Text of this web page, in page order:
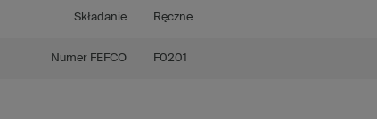
Składanie Ręczne
Numer FEFCO F0201